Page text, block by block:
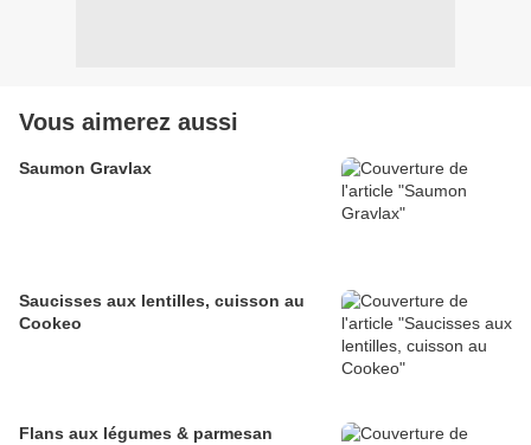
Vous aimerez aussi
Saumon Gravlax
Saucisses aux lentilles, cuisson au
Cookeo
Flans aux légumes & parmesan